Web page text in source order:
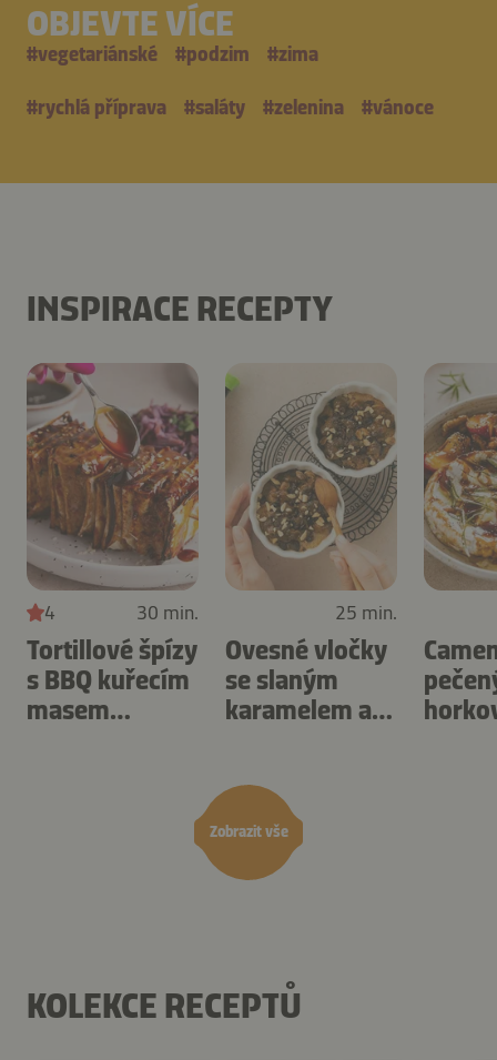
OBJEVTE VÍCE
#vegetariánské #podzim #zima
#rychlá příprava #saláty #zelenina #vánoce
INSPIRACE RECEPTY
Zobrazit vše
4 30 min.
Tortillové špízy
s BBQ kuřecím
masem
25 min.
Ovesné vločky
se slaným
karamelem a
horkovzdušné
fritéze.
KOLEKCE RECEPTŮ